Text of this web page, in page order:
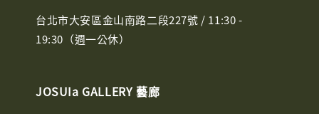
台北市大安區金山南路二段227號 / 11:30 -
19:30（週一公休）
JOSUIa GALLERY 藝廊